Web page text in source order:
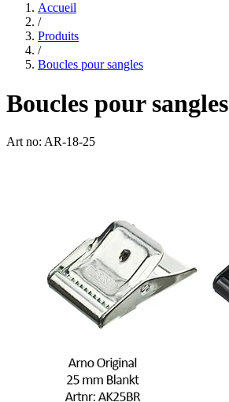
Accueil
/
Produits
/
Boucles pour sangles
Boucles pour sangles
Art no: AR-18-25